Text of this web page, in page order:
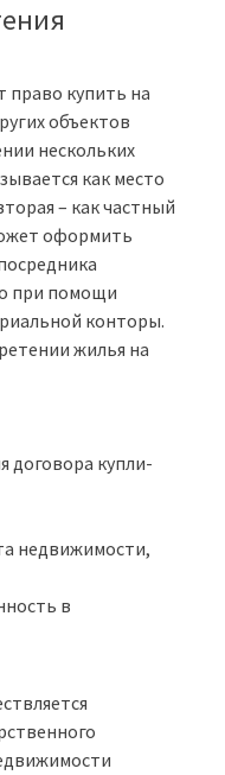
купить на
объектов
нескольких
как место
– как частный
оформить
при помощи
конторы.
жилья на
договора купли-
недвижимости,
в